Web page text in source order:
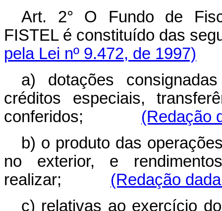
Art. 2° O Fundo de
FISTEL é constituído
pela Lei nº 9.472, de 1997)
a) dotações
créditos especiais,
conferidos; (Redação
b) o produto das
no exterior, e
realizar; (Redação
c) relativas ao exercício